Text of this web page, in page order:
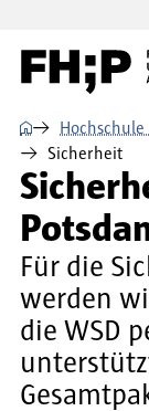
Direkt zur
⌂
Sicherheit
Für die
werden
die WSD